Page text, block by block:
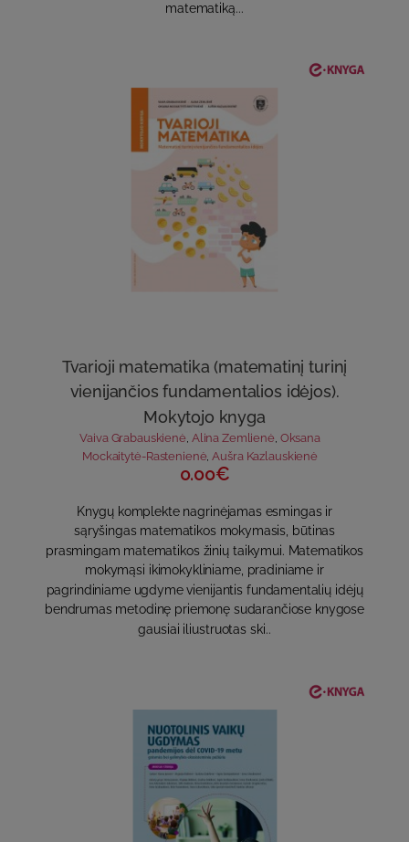
matematiką...
Tvarioji matematika (matematinį turinį
vienijančios fundamentalios idėjos).
Mokytojo knyga
Vaiva Grabauskienė, Alina Zemlienė, Oksana
Mockaitytė-Rastenienė Aušra Kazlauskienė
0.00€
Knygų komplekte nagrinėjamas esmingas ir
sąryšingas matematikos mokymasis, būtinas
prasmingam matematikos žinių taikymui. Matematikos
mokymąsi ikimokykliniame, pradiniame ir
pagrindiniame ugdyme vienijantis fundamentalių idėjų
bendrumas metodinę priemonę sudarančiose knygose
gausiai iliustruotas ski..